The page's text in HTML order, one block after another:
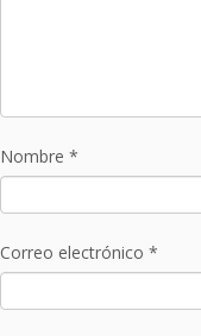
Nombre *
Correo electrónico *